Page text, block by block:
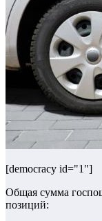
[democracy id="1"]
Общая сумма
позиций: